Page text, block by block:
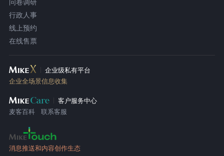
行政人事
线上预约
在线售票
企业级私有平台
企业全场景信息收集
客户服务中心
麦客百科
联系客服
消息推送和内容创作生态